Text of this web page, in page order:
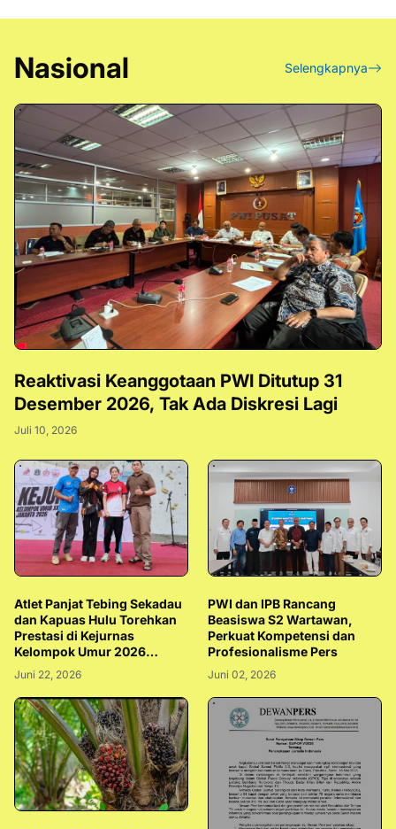
Nasional Selengkapnya
Reaktivasi Keanggotaan PWI Ditutup 31
Desember 2026, Tak Ada Diskresi Lagi
Juli 10, 2026
Atlet Panjat Tebing Sekadau
dan Kapuas Hulu Torehkan
Prestasi di Kejurnas
Kelompok Umur 2026
Jakarta
Juni 22, 2026
PWI dan IPB Rancang
Beasiswa S2 Wartawan,
Perkuat Kompetensi dan
Profesionalisme Pers
Juni 02, 2026